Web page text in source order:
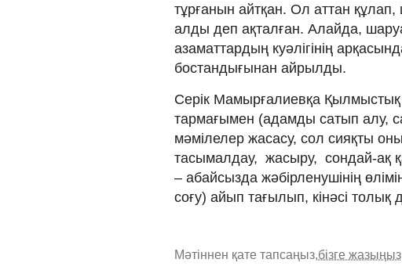
тұрғанын айтқан. Ол аттан
алды деп ақталған. Алайда,
азаматтардың куәлігінің
бостандығынан айрылды.
Серік Мамырғалиевқа Қылмыстық
тармағымен (адамды сатып алу,
мәмiлелер жасасу, сол сияқты
тасымалдау, жасыру, сондай-ақ
– абайсызда жәбiрленушiнiң
соғу) айып тағылып, кінәсі толық
Мәтіннен қате тапсаңыз,бізге жазыңыз